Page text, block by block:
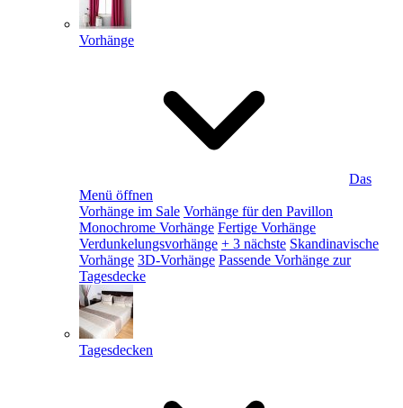
Vorhänge
Das
Menü öffnen
Vorhänge im Sale Vorhänge für den Pavillon
Monochrome Vorhänge Fertige Vorhänge
Verdunkelungsvorhänge + 3 nächste Skandinavische
Vorhänge 3D-Vorhänge Passende Vorhänge zur
Tagesdecke
Tagesdecken